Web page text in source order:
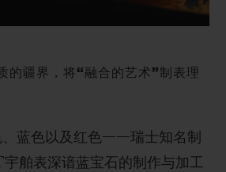
的疆界，将“融合的艺术”制表理
、蓝色以及红色——瑞士知名制
舶表深谙蓝宝石的制作与加工
乐部，即可延长质保